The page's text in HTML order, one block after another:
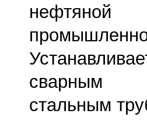
сварным
стальным